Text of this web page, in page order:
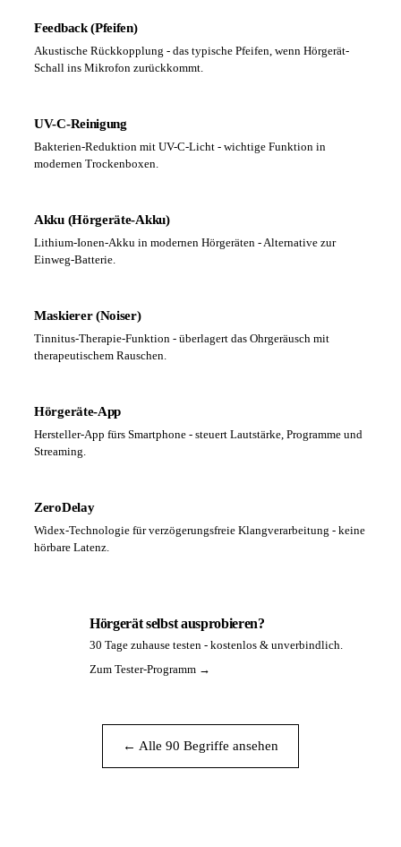
Feedback (Pfeifen)
Akustische Rückkopplung - das typische Pfeifen, wenn Hörgerät-
Schall ins Mikrofon zurückkommt.
UV-C-Reinigung
Bakterien-Reduktion mit UV-C-Licht - wichtige Funktion in
modernen Trockenboxen.
Akku (Hörgeräte-Akku)
Lithium-Ionen-Akku in modernen Hörgeräten - Alternative zur
Einweg-Batterie.
Maskierer (Noiser)
Tinnitus-Therapie-Funktion - überlagert das Ohrgeräusch mit
therapeutischem Rauschen.
Hörgeräte-App
Hersteller-App fürs Smartphone - steuert Lautstärke, Programme und
Streaming.
ZeroDelay
Widex-Technologie für verzögerungsfreie Klangverarbeitung - keine
hörbare Latenz.
Hörgerät selbst ausprobieren?
30 Tage zuhause testen - kostenlos & unverbindlich.
Zum Tester-Programm →
← Alle 90 Begriffe ansehen